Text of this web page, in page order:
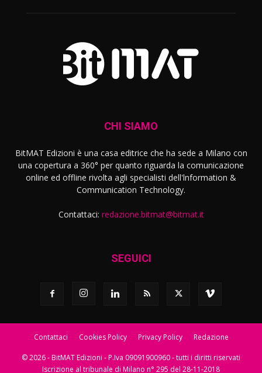
CHI SIAMO
BitMAT Edizioni è una casa editrice che ha sede a Milano con
una copertura a 360° per quanto riguarda la comunicazione
online ed offline rivolta agli specialisti dell'lnformation &
Communication Technology.
Contattaci: redazione.bitmat@bitmat.it
SEGUICI
Contattaci Cookies Policy Privacy Policy Redazione
© 2026 - BitMAT Edizioni - P.Iva 09091900960 - tutti i diritti riservati
Iscrizione al tribunale di Milano n° 295 del 28-11-2018